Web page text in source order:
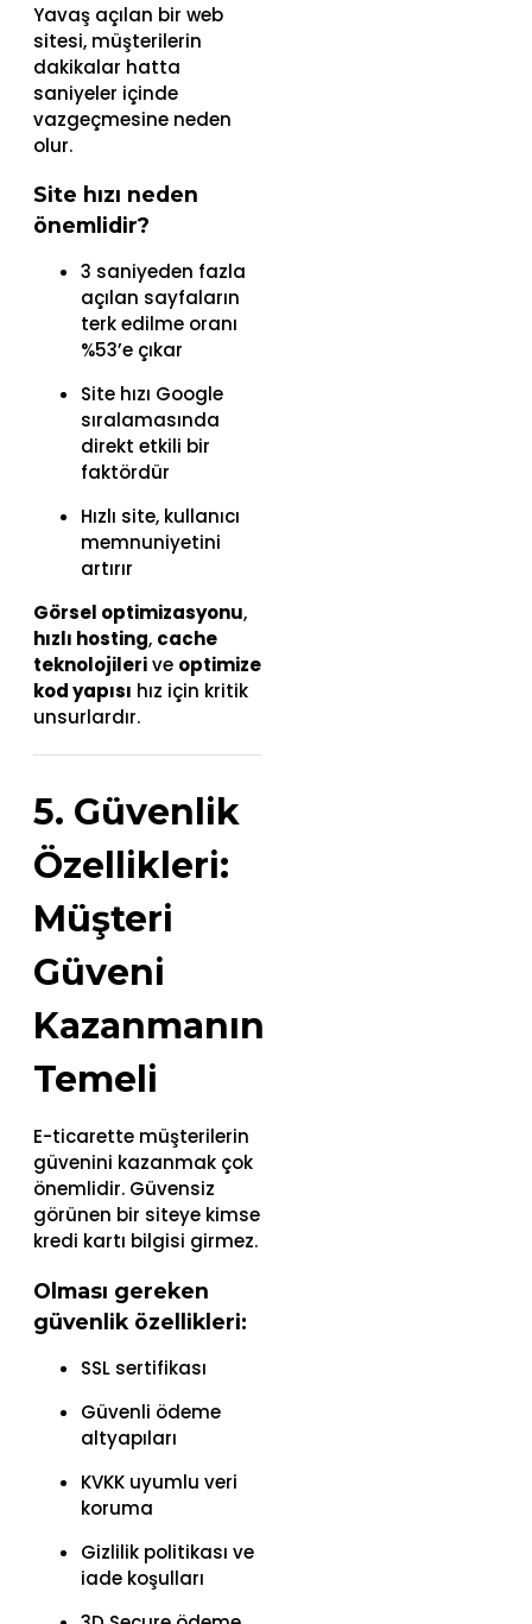
Yavaş açılan bir web
sitesi, müşterilerin
dakikalar hatta
saniyeler içinde
vazgeçmesine neden
olur.
Site hızı neden
önemlidir?
3 saniyeden fazla
açılan sayfaların
terk edilme oranı
%53’e çıkar
Site hızı Google
sıralamasında
direkt etkili bir
faktördür
Hızlı site, kullanıcı
memnuniyetini
artırır
Görsel optimizasyonu,
hızlı hosting, cache
teknolojilerive optimize
kod yapısı hız için kritik
unsurlardır.
5. Güvenlik
Özellikleri:
Müşteri
Güveni
Kazanmanın
Temeli
E-ticarette müşterilerin
güvenini kazanmak çok
önemlidir. Güvensiz
görünen bir siteye kimse
kredi kartı bilgisi girmez.
Olması gereken
güvenlik özellikleri:
SSL sertifikası
Güvenli ödeme
altyapıları
KVKK uyumlu veri
koruma
Gizlilik politikası ve
iade koşulları